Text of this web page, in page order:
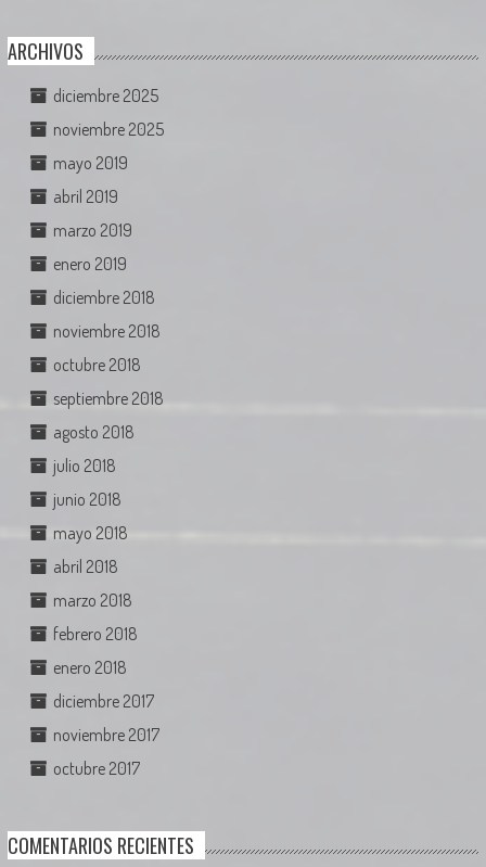
ARCHIVOS
diciembre 2025
noviembre 2025
mayo 2019
abril 2019
marzo 2019
enero 2019
diciembre 2018
noviembre 2018
octubre 2018
septiembre 2018
agosto 2018
julio 2018
junio 2018
mayo 2018
abril 2018
marzo 2018
febrero 2018
enero 2018
diciembre 2017
noviembre 2017
octubre 2017
COMENTARIOS RECIENTES